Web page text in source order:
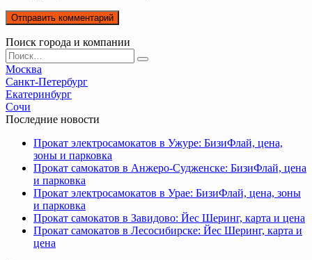
Поиск города и компании
Search
for:
Москва
Санкт-Петербург
Екатеринбург
Сочи
Последние новости
Прокат электросамокатов в Ужуре: БизиФлай, цена,
зоны и парковка
Прокат самокатов в Анжеро-Судженске: БизиФлай, цена
и парковка
Прокат электросамокатов в Урае: БизиФлай, цена, зоны
и парковка
Прокат самокатов в Завидово: Йес Шеринг, карта и цена
Прокат самокатов в Лесосибирске: Йес Шеринг, карта и
цена